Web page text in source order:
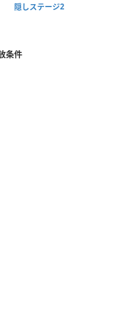
隠しステージ2
条件